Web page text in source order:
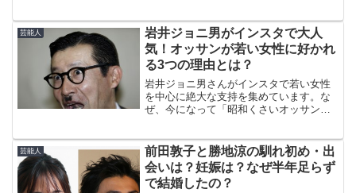
つり」の見どころ，歴史，日程・開...
芸能人
岩井ジョニ男がインスタで大人
気！オッサンが若い女性に好かれ
る3つの理由とは？
岩井ジョニ男さんがインスタで若い女性
を中心に絶大な支持を集めています。な
ぜ、今になって「昭和くさいオッサン」
ル・若い女性に好かれる◯つの理由につ
いて紹介します。
芸能人
前田敦子と勝地涼の馴れ初め・出
会いは？妊娠は？なぜ半年足らず
で結婚したの？